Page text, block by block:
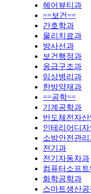
헤어뷰티과
==보건==
간호학과
물리치료과
방사선과
보건행정과
응급구조과
임상병리과
한방약재과
==공학==
기계공학과
반도체전자
인테리어디
소방안전관리
전기과
전기자동차과
컴퓨터소프
화학공학과
스마트생산